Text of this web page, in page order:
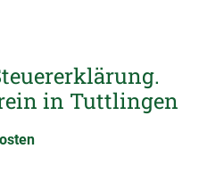
in Tuttlingen